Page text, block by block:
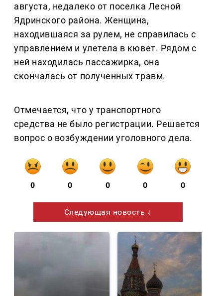
августа, недалеко от поселка Лесной
Ядринского района. Женщина,
находившаяся за рулем, не справилась с
управлением и улетела в кювет. Рядом с
ней находилась пассажирка, она
скончалась от полученных травм.
Отмечается, что у транспортного
средства не было регистрации. Решается
вопрос о возбуждении уголовного дела.
0 0 0 0 0
Следующая новость ↓